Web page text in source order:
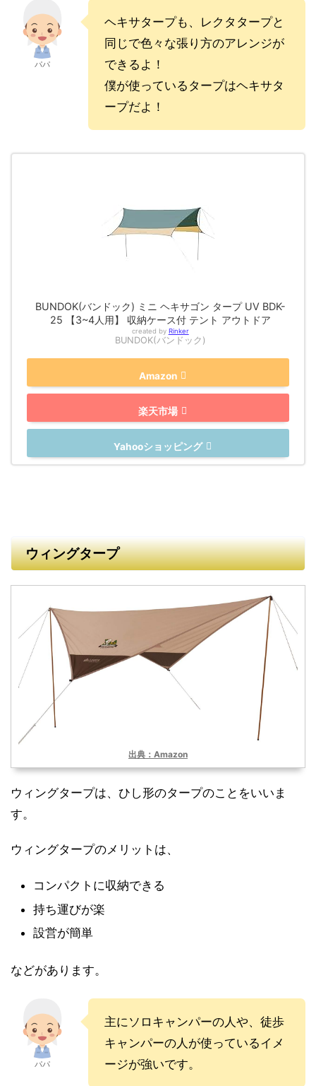
パパ
ヘキサタープも、レクタタープと
同じで色々な張り方のアレンジが
できるよ！
僕が使っているタープはヘキサタ
ープだよ！
BUNDOK(バンドック) ミニ ヘキサゴン タープ UV BDK-
25 【3~4人用】 収納ケース付 テント アウトドア
created by Rinker
BUNDOK(バンドック)
Amazon
楽天市場
Yahooショッピング
ウィングタープ
出典：Amazon
ウィングタープは、ひし形のタープのことをいいま
す。
ウィングタープのメリットは、
コンパクトに収納できる
持ち運びが楽
設営が簡単
などがあります。
パパ
主にソロキャンパーの人や、徒歩
キャンパーの人が使っているイメ
ージが強いです。